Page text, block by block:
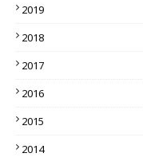
2019
2018
2017
2016
2015
2014